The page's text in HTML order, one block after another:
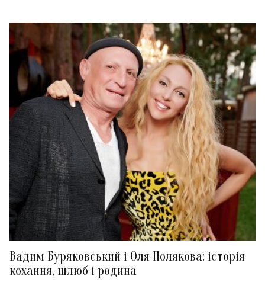
Вадим Буряковський і Оля Полякова: історія
кохання, шлюб і родина